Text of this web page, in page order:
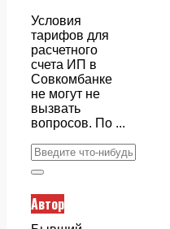
Условия
тарифов для
расчетного
счета ИП в
Совкомбанке
не могут не
вызвать
вопросов. По ...
Автор